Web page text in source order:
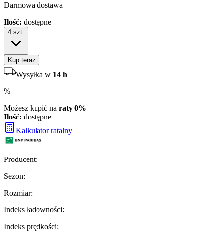
Darmowa dostawa
Ilość: dostępne
4 szt.
Kup teraz
Wysyłka w 14 h
%
Możesz kupić na raty 0%
Ilość: dostępne
Kalkulator ratalny
Producent:
Sezon:
Rozmiar:
Indeks ładowności:
Indeks prędkości: